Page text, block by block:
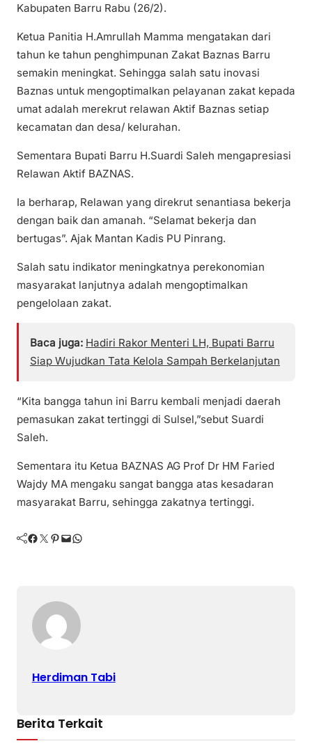
Kabupaten Barru Rabu (26/2).
Ketua Panitia H.Amrullah Mamma mengatakan dari
tahun ke tahun penghimpunan Zakat Baznas Barru
semakin meningkat. Sehingga salah satu inovasi
Baznas untuk mengoptimalkan pelayanan zakat kepada
umat adalah merekrut relawan Aktif Baznas setiap
kecamatan dan desa/ kelurahan.
Sementara Bupati Barru H.Suardi Saleh mengapresiasi
Relawan Aktif BAZNAS.
Ia berharap, Relawan yang direkrut senantiasa bekerja
dengan baik dan amanah. “Selamat bekerja dan
bertugas”. Ajak Mantan Kadis PU Pinrang.
Salah satu indikator meningkatnya perekonomian
masyarakat lanjutnya adalah mengoptimalkan
pengelolaan zakat.
Baca juga: Hadiri Rakor Menteri LH, Bupati Barru
Siap Wujudkan Tata Kelola Sampah Berkelanjutan
“Kita bangga tahun ini Barru kembali menjadi daerah
pemasukan zakat tertinggi di Sulsel,”sebut Suardi
Saleh.
Sementara itu Ketua BAZNAS AG Prof Dr HM Faried
Wajdy MA mengaku sangat bangga atas kesadaran
masyarakat Barru, sehingga zakatnya tertinggi.
Facebook Twitter Pinterest Mail WhatsApp
Herdiman Tabi
Berita Terkait